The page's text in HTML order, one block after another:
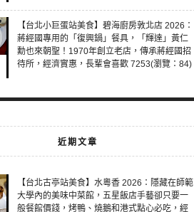
【台北小巨蛋站美食】碧海廚房敦北店 2026：
蔣經國專用的「復興鍋」餐具，「輝達」黃仁
勳也來朝聖！1970年創立老店，傳承蔣經國招
待所，經濟實惠，長輩會喜歡 7253(瀏覽：84)
近期文章
【台北古亭站美食】水粵香 2026：隱藏在師範
大學內的美味中菜館，五星飯店手藝卻只要一
般餐館價錢，烤鴨、燒鵝和港式點心必吃，經